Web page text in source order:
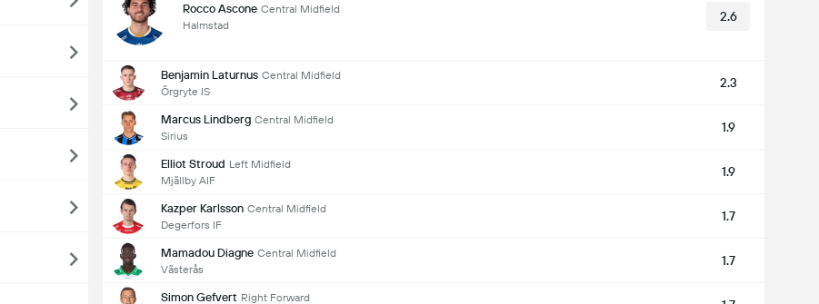
Rocco Ascone Central Midfield
Halmstad
2.6
Benjamin Laturnus Central Midfield
Örgryte IS
2.3
Marcus Lindberg Central Midfield
Sirius
1.9
Elliot Stroud Left Midfield
Mjällby AIF
1.9
Kazper Karlsson Central Midfield
Degerfors IF
1.7
Mamadou Diagne Central Midfield
Västerås
1.7
Simon Gefvert Right Forward